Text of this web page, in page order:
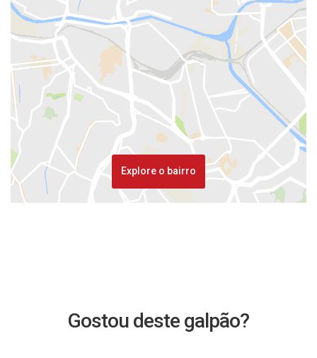
Explore o bairro
Gostou deste galpão?